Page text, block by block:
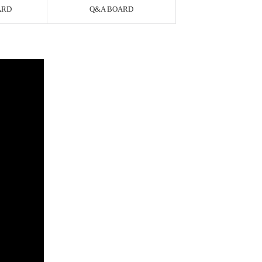
Q&A BOARD